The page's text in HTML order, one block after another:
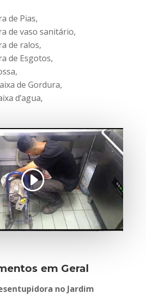
de Pias,
de vaso sanitário,
de ralos,
de Esgotos,
de Gordura,
d’agua,
em Geral
no Jardim